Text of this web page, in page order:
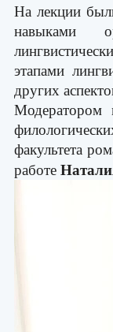
На лекции
навыками
этапами
других
Модератором
факультета
работе